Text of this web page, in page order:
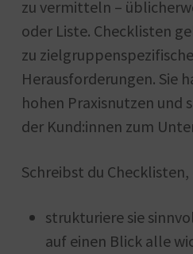
zu vermitteln –
oder Liste. Checklisten
zu
Herausforderungen. Sie
hohen Praxisnutzen und
der Kund:innen zum
Schreibst du
strukturiere sie
auf einen Blick alle